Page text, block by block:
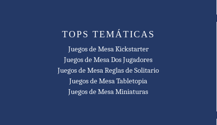
TOPS TEMÁTICAS
Juegos de Mesa Kickstarter
Juegos de Mesa Dos Jugadores
Juegos de Mesa Reglas de Solitario
Juegos de Mesa Tabletopia
Juegos de Mesa Miniaturas